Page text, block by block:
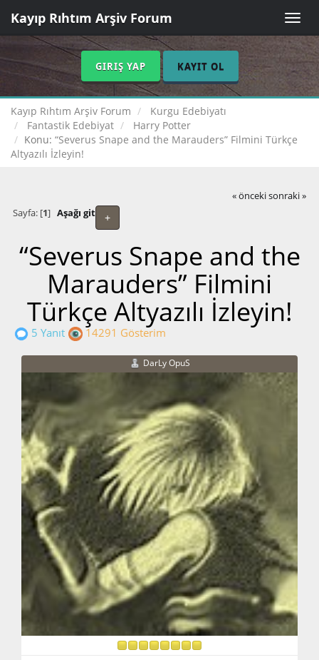
Toggle
Kayıp Rıhtım Arşiv Forum
GIRIŞ YAP KAYIT OL
Kayıp Rıhtım Arşiv Forum
Kurgu Edebiyatı
Fantastik Edebiyat
Harry Potter
Konu: “Severus Snape and the Marauders” Filmini Türkçe
Altyazılı İzleyin!
« önceki sonraki »
+
Sayfa: [1] Aşağı git
“Severus Snape and the
Marauders” Filmini
Türkçe Altyazılı İzleyin!
5 Yanıt 14291 Gösterim
DarLy OpuS